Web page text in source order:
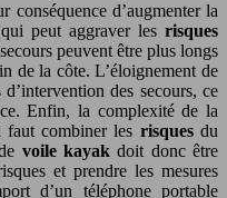
conséquence d’augmenter la
peut aggraver les risques
peuvent être plus longs
de la côte. L’éloignement de
des secours, ce
Enfin, la complexité de la
faut combiner les risquesdu
voile kayakdoit donc être
et prendre les mesures
d’un téléphone portable